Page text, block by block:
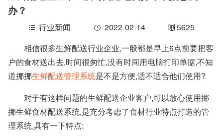
办？
行业新闻 2022-02-14
5625
相信很多生鲜配送行业企业,一般都是早上6点前要把客
户的食材送出去,时间很匆忙,没有时间用电脑打印单据,不知
道挪挪生鲜配送管理系统是不是方便,适不适合他们使用?
对于有这样问题的生鲜配送企业客户,可以放心使用挪
挪生鲜食材配送系统,是充分考虑了食材行业特点打造的管
理系统,具有一下特点: